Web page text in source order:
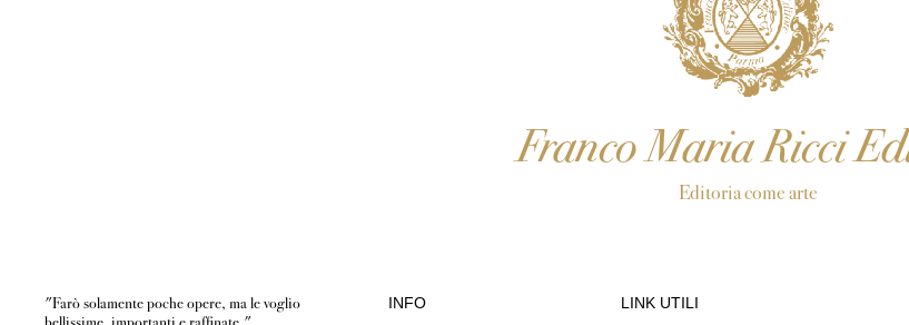
Franco Maria Ricci
Editoria come arte
"Farò solamente poche opere, ma le voglio
INFO LINK UTILI